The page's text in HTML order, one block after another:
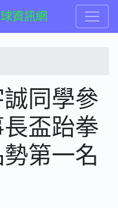
資訊網
同學參
盃跆拳
第一名